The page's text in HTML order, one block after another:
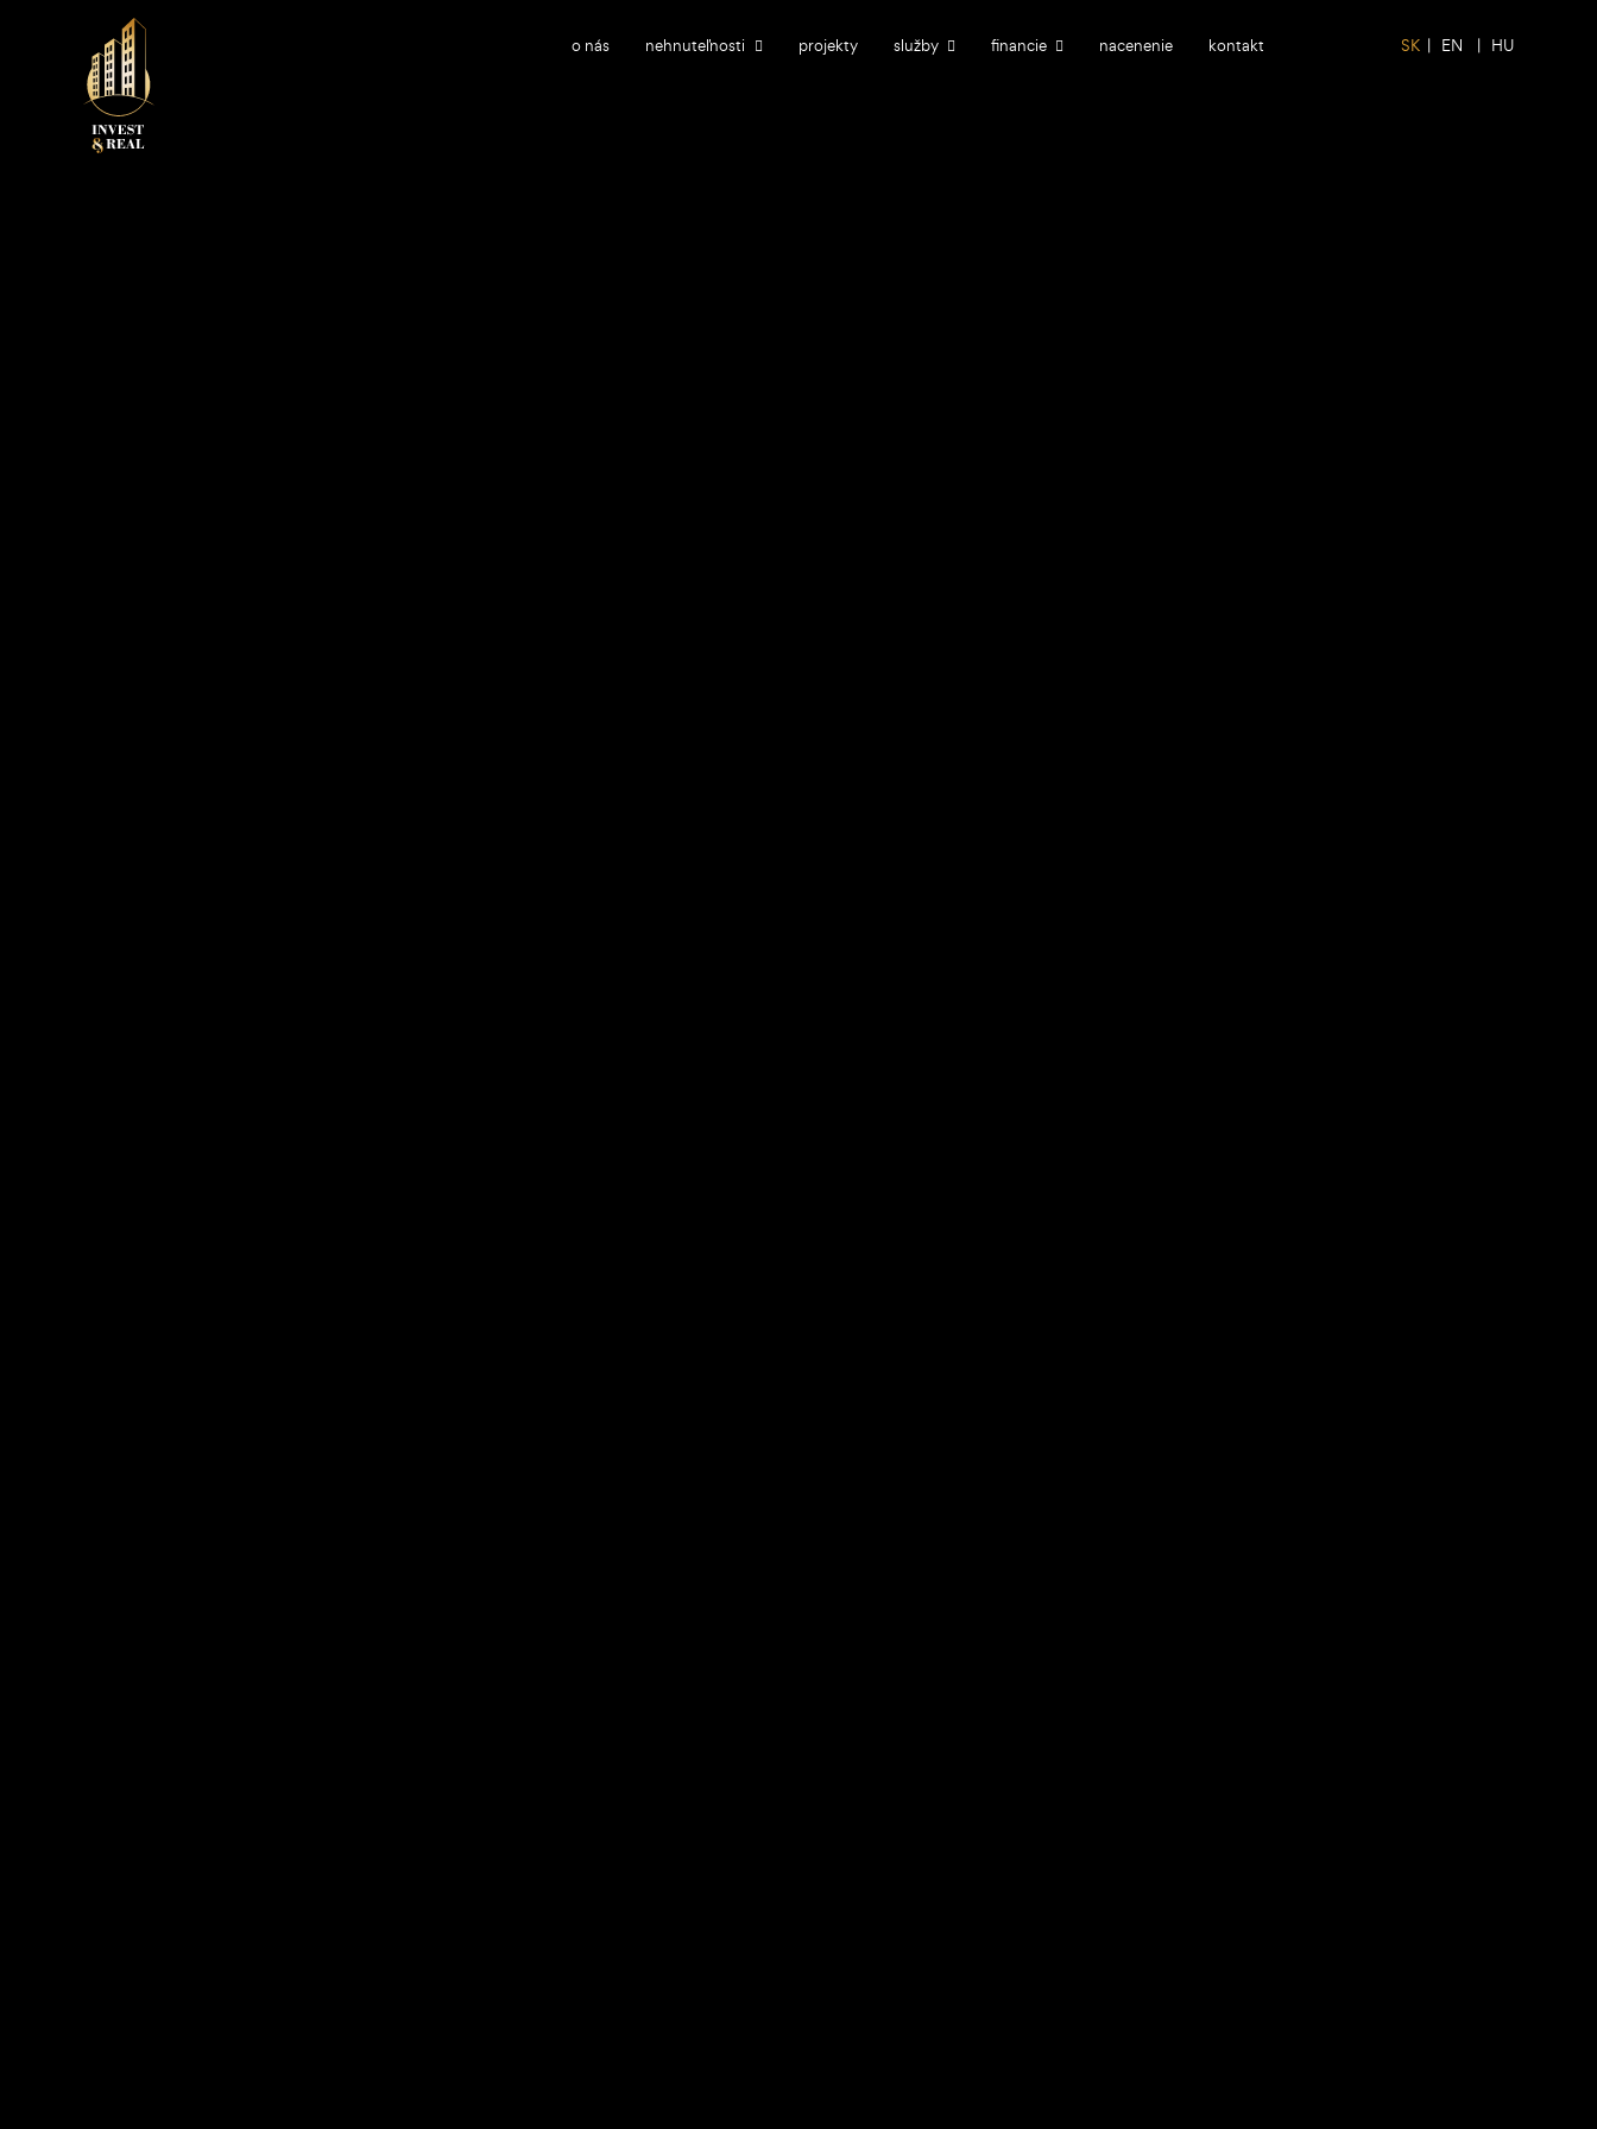
o nás nehnuteľnosti projekty služby financie nacenenie kontakt SK EN HU